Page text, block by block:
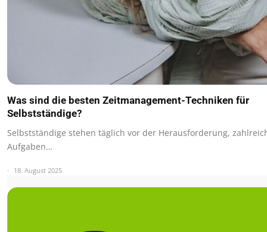
Was sind die besten Zeitmanagement-Techniken für
Selbstständige?
Selbstständige stehen täglich vor der Herausforderung,
Aufgaben…
18. August 2025